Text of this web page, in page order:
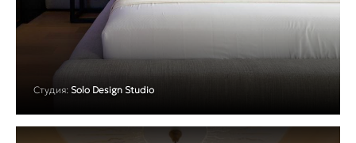
Студия: Solo Design Studio